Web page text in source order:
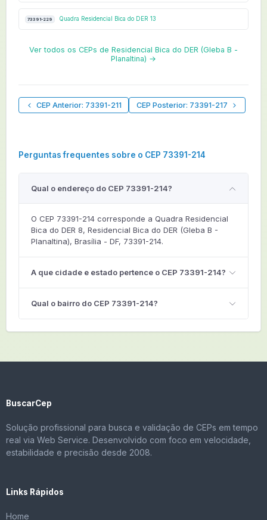
73391-229 Quadra Residencial Bica do DER 13
Ver todos os CEPs de Residencial Bica do DER (Gleba B -
Planaltina) →
CEP Anterior: 73391-211 CEP Posterior: 73391-217
Perguntas frequentes sobre o CEP 73391-214
Qual o endereço do CEP 73391-214?
O CEP 73391-214 corresponde a Quadra Residencial
Bica do DER 8, Residencial Bica do DER (Gleba B -
Planaltina), Brasília - DF, 73391-214.
A que cidade e estado pertence o CEP 73391-214?
Qual o bairro do CEP 73391-214?
BuscarCep
Solução profissional para busca e validação de CEPs em tempo
real via Web Service. Desenvolvido com foco em velocidade,
estabilidade e precisão desde 2008.
Links Rápidos
Home